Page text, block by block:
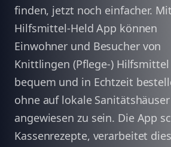
finden, jetzt noch einfacher.
Hilfsmittel-Held App können
Einwohner und Besucher von
Knittlingen (Pflege-)
bequem und in Echtzeit
ohne auf lokale Sanitätshäuser
angewiesen zu sein. Die App
Kassenrezepte, verarbeitet